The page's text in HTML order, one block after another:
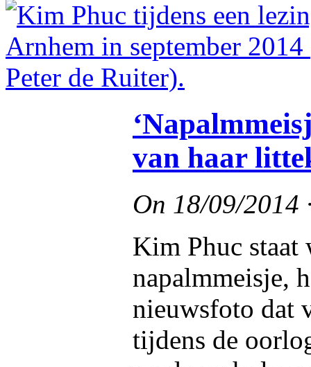
van haar
On 18/09/2014
Kim Phuc staat
napalmmeisje,
nieuwsfoto dat
tijdens de